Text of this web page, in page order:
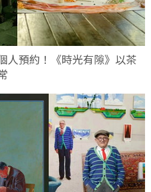
人預約！《時光有隙》以茶